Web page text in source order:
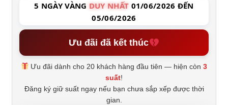
5 NGÀY VÀNG DUY NHẤT 01/06/2026 ĐẾN
05/06/2026
Ưu đãi đã kết thúc
Ưu đãi dành cho 20 khách hàng đầu tiên — hiện còn3
suất!
Đăng ký giữ suất ngay nếu bạn chưa sắp xếp được thời
gian.